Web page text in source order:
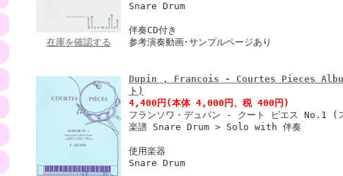
在庫を確認する
Snare Drum
伴奏CD付き
参考演奏動画･サンプルページあり
Dupin , Francois - Courtes Pieces Album
ト)
4,400円 (本体 4,000円、税 400円)
フランソワ・デュパン - クート ピエス No.1 (
楽譜 Snare Drum > Solo with 伴奏
使用楽器
Snare Drum